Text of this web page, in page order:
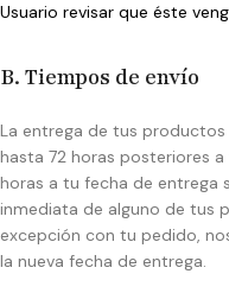
Usuario revisar que éste
B. Tiempos de envío
La entrega de tus
hasta 72 horas posteriores
horas a tu fecha de entrega
inmediata de alguno de tus
excepción con tu pedido,
la nueva fecha de entrega.